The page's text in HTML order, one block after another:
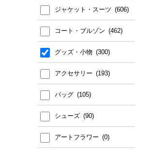
ジャケット・スーツ
コート・ブルゾン
グッズ・小物
アクセサリー
バッグ
シューズ
アートフラワー